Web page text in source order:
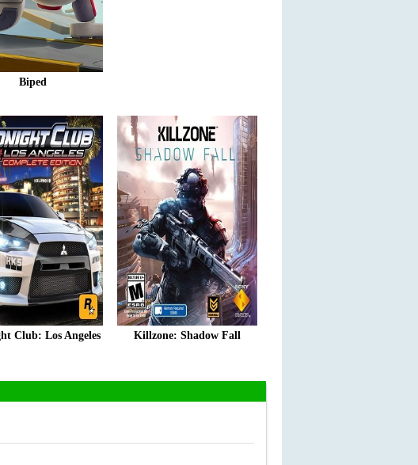
Biped
Club: Los Angeles Killzone: Shadow Fall